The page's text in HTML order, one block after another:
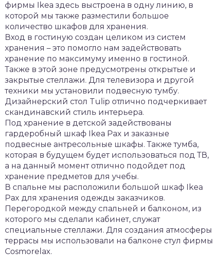
фирмы Ikea здесь выстроена в одну линию, в
которой мы также разместили большое
количество шкафов для хранения.
Вход в гостиную создан целиком из систем
хранения – это помогло нам задействовать
хранение по максимуму именно в гостиной.
Также в этой зоне предусмотрены открытые и
закрытые стеллажи. Для телевизора и другой
техники мы установили подвесную тумбу.
Дизайнерский стол Tulip отлично подчеркивает
скандинавский стиль интерьера.
Под хранение в детской задействованы
гардеробный шкаф Ikea Pax и заказные
подвесные антресольные шкафы. Также тумба,
которая в будущем будет использоваться под ТВ,
а на данный момент отлично подойдет под
хранение предметов для учебы.
В спальне мы расположили большой шкаф Ikea
Pax для хранения одежды заказчиков.
Перегородкой между спальней и балконом, из
которого мы сделали кабинет, служат
специальные стеллажи. Для создания атмосферы
террасы мы использовали на балконе стул фирмы
Cosmorelax.